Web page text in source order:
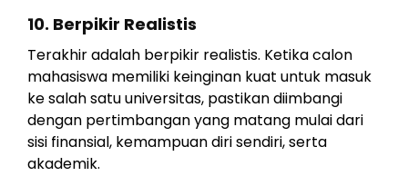
10. Berpikir Realistis
Terakhir adalah berpikir realistis. Ketika calon
mahasiswa memiliki keinginan kuat untuk masuk
ke salah satu universitas, pastikan diimbangi
dengan pertimbangan yang matang mulai dari
sisi finansial, kemampuan diri sendiri, serta
akademik.